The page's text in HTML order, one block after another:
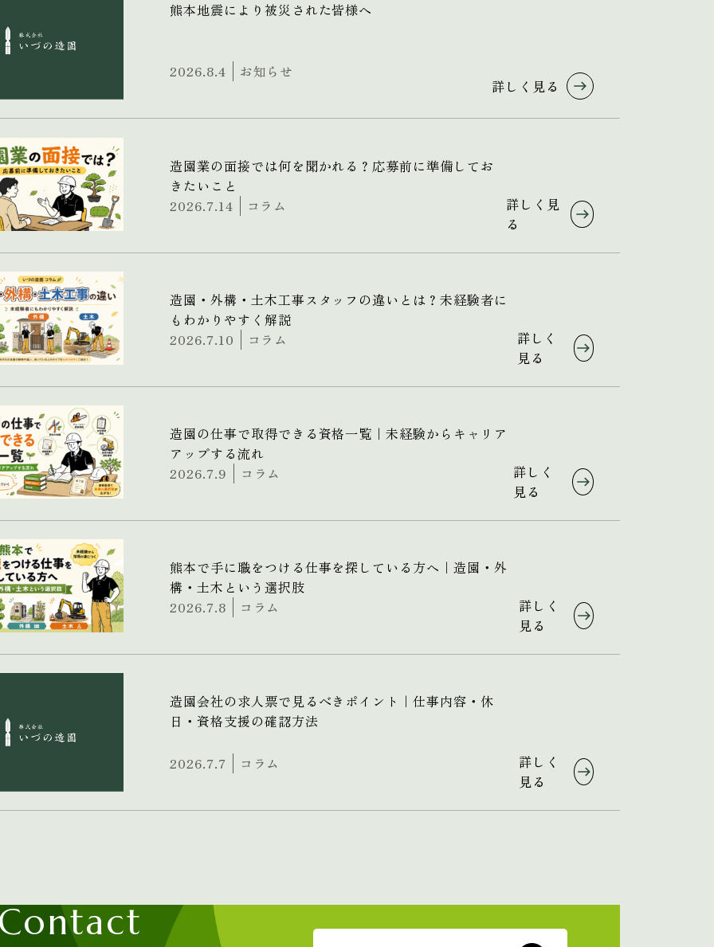
熊本地震により被災された皆様へ
2026.8.4 お知らせ
詳しく見る
造園業の面接では何を聞かれる？応募前に準備してお
きたいこと
2026.7.14
コラム
詳しく見
る
造園・外構・土木工事スタッフの違いとは？未経験者に
もわかりやすく解説
2026.7.10
コラム
詳しく
見る
造園の仕事で取得できる資格一覧｜未経験からキャリア
アップする流れ
2026.7.9
コラム
詳しく
見る
熊本で手に職をつける仕事を探している方へ｜造園・外
構・土木という選択肢
2026.7.8
コラム
詳しく
見る
造園会社の求人票で見るべきポイント｜仕事内容・休
日・資格支援の確認方法
2026.7.7 コラム
詳しく
見る